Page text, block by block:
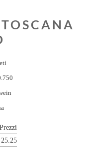
Prezzi